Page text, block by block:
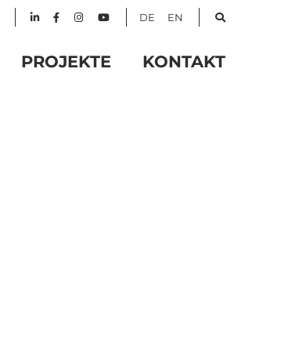
DE EN
PROJEKTE KONTAKT